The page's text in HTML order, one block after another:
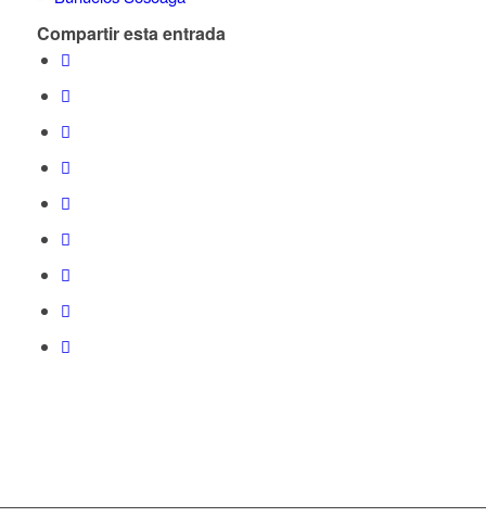
Compartir esta entrada